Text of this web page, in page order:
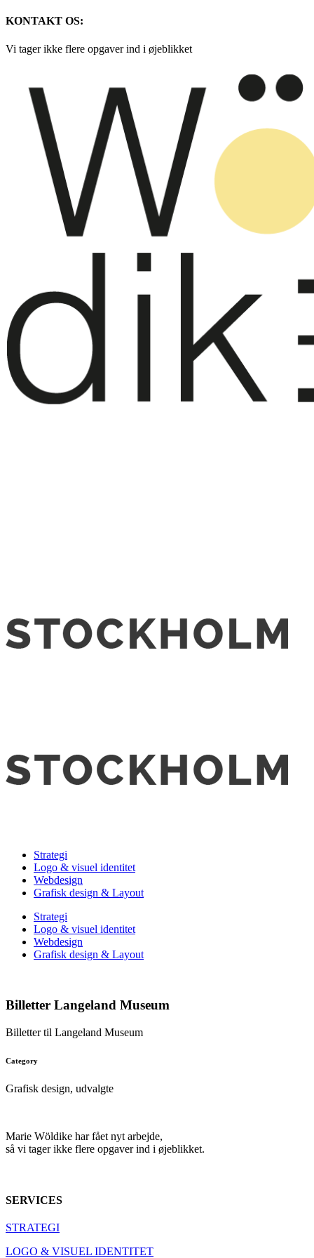
KONTAKT OS:
Vi tager ikke flere opgaver ind i øjeblikket
Strategi
Logo & visuel identitet
Webdesign
Grafisk design & Layout
Strategi
Logo & visuel identitet
Webdesign
Grafisk design & Layout
Billetter Langeland Museum
Billetter til Langeland Museum
Category
Grafisk design, udvalgte
Marie Wöldike har fået nyt arbejde,
så vi tager ikke flere opgaver ind i øjeblikket.
SERVICES
STRATEGI
LOGO & VISUEL IDENTITET